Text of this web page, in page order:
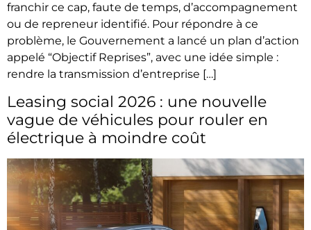
franchir ce cap, faute de temps, d’accompagnement
ou de repreneur identifié. Pour répondre à ce
problème, le Gouvernement a lancé un plan d’action
appelé “Objectif Reprises”, avec une idée simple :
rendre la transmission d’entreprise […]
Leasing social 2026 : une nouvelle
vague de véhicules pour rouler en
électrique à moindre coût